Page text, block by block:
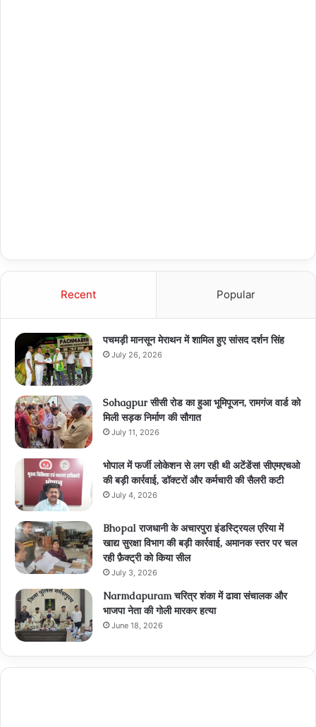
Recent Popular
पचमड़ी मानसून मेराथन में शामिल हुए सांसद दर्शन सिंह
July 26, 2026
Sohagpur सीसी रोड का हुआ भूमिपूजन, रामगंज वार्ड को
मिली सड़क निर्माण की सौगात
July 11, 2026
भोपाल में फर्जी लोकेशन से लग रही थी अटेंडेंस! सीएमएचओ
की बड़ी कार्रवाई, डॉक्टरों और कर्मचारी की सैलरी कटी
July 4, 2026
Bhopal राजधानी के अचारपुरा इंडस्ट्रियल एरिया में
खाद्य सुरक्षा विभाग की बड़ी कार्रवाई, अमानक स्तर पर चल
रही फ़ैक्ट्री को किया सील
July 3, 2026
Narmdapuram चरित्र शंका में ढावा संचालक और
भाजपा नेता की गोली मारकर हत्या
June 18, 2026